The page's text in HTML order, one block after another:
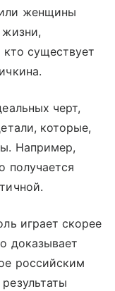
женщины
кто существует
черт,
которые,
Например,
получается
играет скорее
доказывает
российским